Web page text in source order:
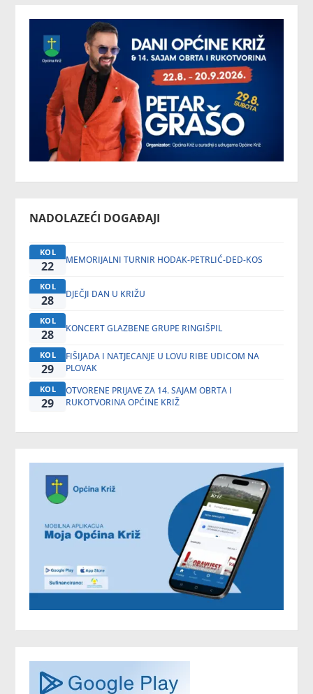
NADOLAZEĆI DOGAĐAJI
KOL
22 MEMORIJALNI TURNIR HODAK-PETRLIĆ-DED-KOS
KOL
28 DJEČJI DAN U KRIŽU
KOL
28 KONCERT GLAZBENE GRUPE RINGIŠPIL
KOL
29
FIŠIJADA I NATJECANJE U LOVU RIBE UDICOM NA
PLOVAK
KOL
29
OTVORENE PRIJAVE ZA 14. SAJAM OBRTA I
RUKOTVORINA OPĆINE KRIŽ